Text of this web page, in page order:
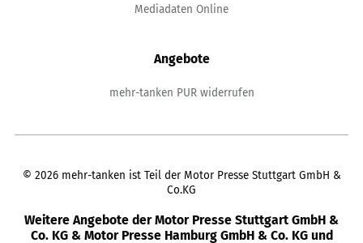
Mediadaten Online
Angebote
mehr-tanken PUR widerrufen
© 2026 mehr-tanken ist Teil der Motor Presse Stuttgart GmbH &
Co.KG
Weitere Angebote der Motor Presse Stuttgart GmbH &
Co. KG & Motor Presse Hamburg GmbH & Co. KG und